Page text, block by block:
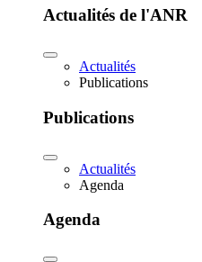
Actualités de l'ANR
Actualités
Publications
Publications
Actualités
Agenda
Agenda